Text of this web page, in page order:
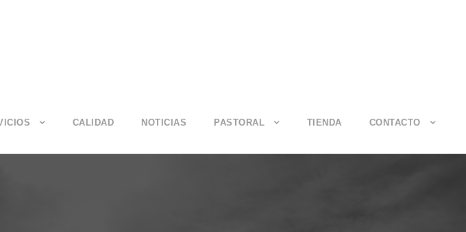
CALIDAD NOTICIAS PASTORAL TIENDA CONTACTO